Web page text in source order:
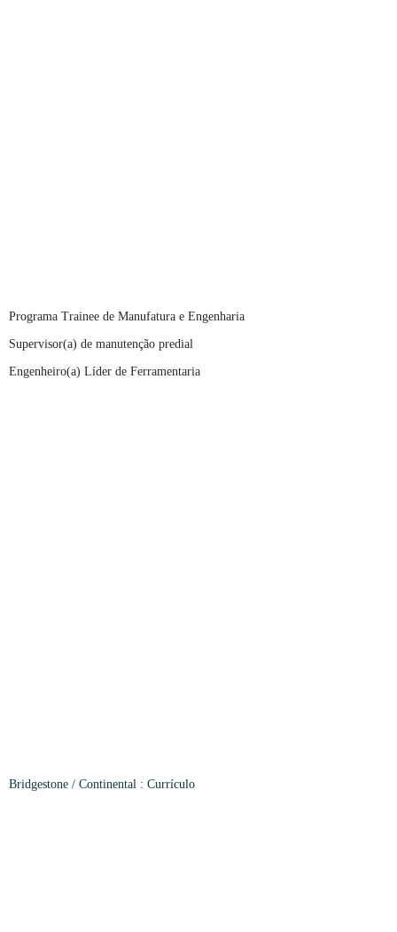
Programa Trainee de Manufatura e Engenharia
Supervisor(a) de manutenção predial
Engenheiro(a) Líder de Ferramentaria
Bridgestone / Continental : Currículo